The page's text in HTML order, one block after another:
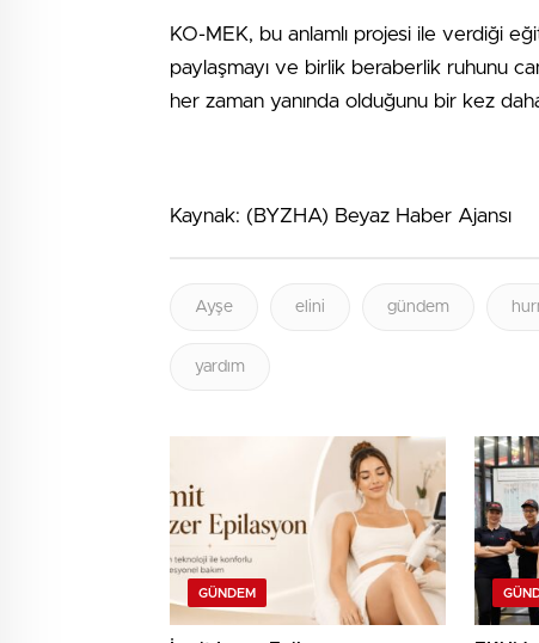
KO-MEK, bu anlamlı projesi ile verdiği
paylaşmayı ve birlik beraberlik ruhunu
her zaman yanında olduğunu bir kez
Kaynak: (BYZHA) Beyaz Haber Ajansı
Ayşe elini gündem
yardım
GÜNDEM